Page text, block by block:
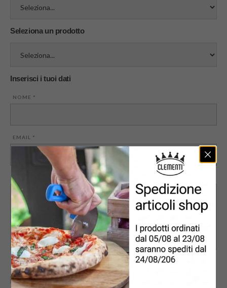
Seleziona un prodotto
Inserisci i tuoi dati
NOME *
EMAIL *
MESSAGGIO
PRIVACY*
Accetto la politica sulla privacy e autorizzo il trattamento dei miei dati
personali secondo le leggi vigenti.